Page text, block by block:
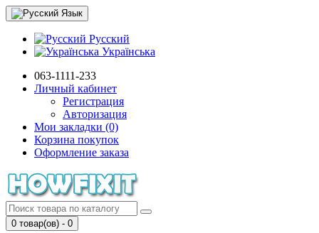
Язык
Русский
Українська
063-1111-233
Личный кабинет
Регистрация
Авторизация
Мои закладки (0)
Корзина покупок
Оформление заказа
0 товар(ов) - 0